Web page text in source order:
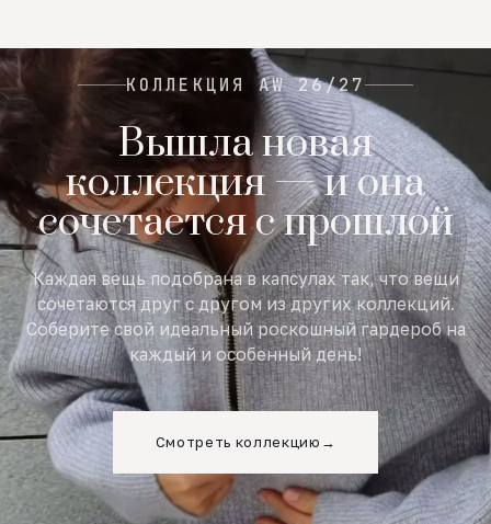
КОЛЛЕКЦИЯ AW 26/27
Вышла новая
коллекция — и она
сочетается с прошлой
Каждая вещь подобрана в капсулах так, что вещи
сочетаются друг с другом из других коллекций.
Соберите свой идеальный роскошный гардероб на
каждый и особенный день!
Смотреть коллекцию →